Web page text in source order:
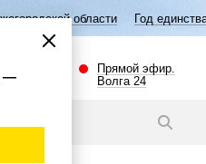
Год единства народов
Прямой эфир.
Волга 24
—